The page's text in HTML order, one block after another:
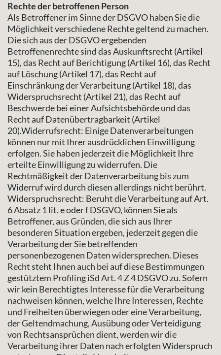
Rechte der betroffenen Person
Als Betroffener im Sinne der DSGVO haben Sie die
Möglichkeit verschiedene Rechte geltend zu machen.
Die sich aus der DSGVO ergebenden
Betroffenenrechte sind das Auskunftsrecht (Artikel
15), das Recht auf Berichtigung (Artikel 16), das Recht
auf Löschung (Artikel 17), das Recht auf
Einschränkung der Verarbeitung (Artikel 18), das
Widerspruchsrecht (Artikel 21), das Recht auf
Beschwerde bei einer Aufsichtsbehörde und das
Recht auf Datenübertragbarkeit (Artikel
20).Widerrufsrecht: Einige Datenverarbeitungen
können nur mit Ihrer ausdrücklichen Einwilligung
erfolgen. Sie haben jederzeit die Möglichkeit Ihre
erteilte Einwilligung zu widerrufen. Die
Rechtmäßigkeit der Datenverarbeitung bis zum
Widerruf wird durch diesen allerdings nicht berührt.
Widerspruchsrecht: Beruht die Verarbeitung auf Art.
6 Absatz 1 lit. e oder f DSGVO, können Sie als
Betroffener, aus Gründen, die sich aus Ihrer
besonderen Situation ergeben, jederzeit gegen die
Verarbeitung der Sie betreffenden
personenbezogenen Daten widersprechen. Dieses
Recht steht Ihnen auch bei auf diese Bestimmungen
gestütztem Profiling iSd Art. 4 Z 4 DSGVO zu. Sofern
wir kein Berechtigtes Interesse für die Verarbeitung
nachweisen können, welche Ihre Interessen, Rechte
und Freiheiten überwiegen oder eine Verarbeitung,
der Geltendmachung, Ausübung oder Verteidigung
von Rechtsansprüchen dient, werden wir die
Verarbeitung ihrer Daten nach erfolgten Widerspruch